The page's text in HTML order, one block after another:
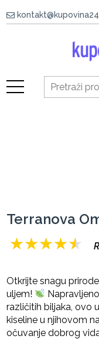
Terranova
★★★★★
Otkrijte snagu
uljem!
različitih biljaka, ovo
kiseline u njihovom
očuvanje dobrog